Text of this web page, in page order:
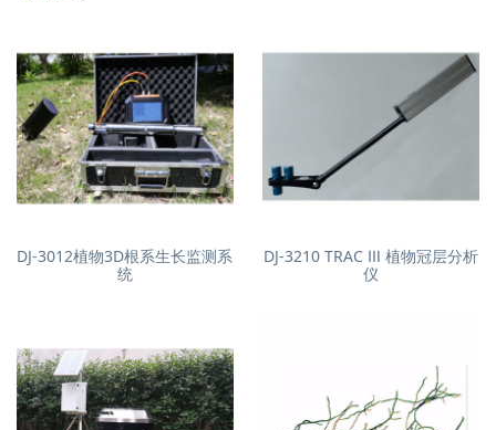
DJ-3012植物3D根系生长监测系
统
DJ-3210 TRAC Ⅲ 植物冠层分析
仪